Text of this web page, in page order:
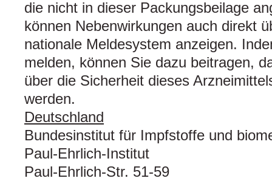
die nicht in dieser Packungsbeilage
können Nebenwirkungen auch direkt
nationale Meldesystem anzeigen.
melden, können Sie dazu beitragen,
über die Sicherheit dieses
werden.
Deutschland
Bundesinstitut für Impfstoffe und
Paul-Ehrlich-Institut
Paul-Ehrlich-Str. 51-59